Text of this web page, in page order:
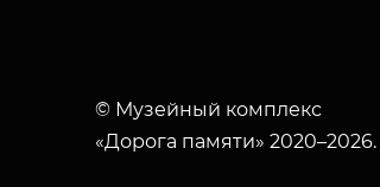
© Музейный комплекс
«Дорога памяти» 2020–2026.